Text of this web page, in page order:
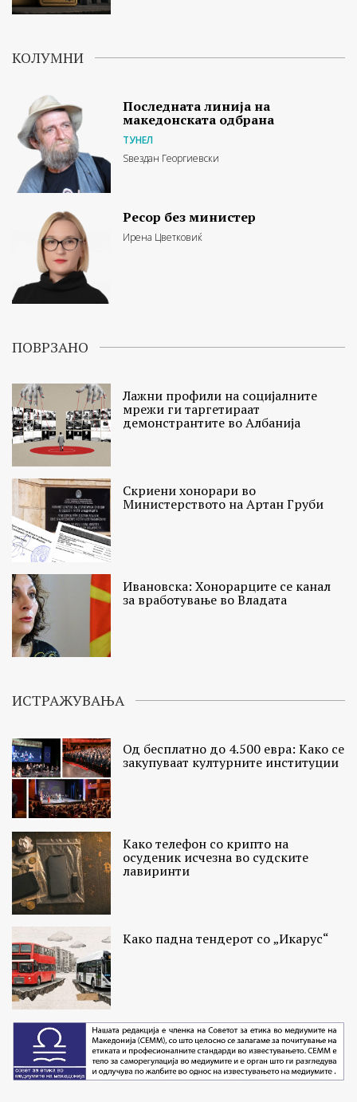
КОЛУМНИ
Последната линија на
македонската одбрана
ТУНЕЛ
Ѕвездан Георгиевски
Ресор без министер
Ирена Цветковиќ
ПОВРЗАНО
Лажни профили на социјалните
мрежи ги таргетираат
демонстрантите во Албанија
Скриени хонорари во
Министерството на Артан Груби
Ивановска: Хонорарците се канал
за вработување во Владата
ИСТРАЖУВАЊА
Од бесплатно до 4.500 евра: Како се
закупуваат културните институции
Како телефон со крипто на
осуденик исчезна во судските
лавиринти
Како падна тендерот со „Икарус“